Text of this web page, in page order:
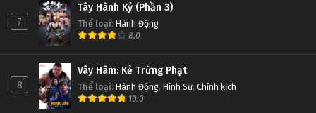
7
Tây Hành Kỷ (Phần 3)
Thể loại: Hành Động
8.0
8
Vây Hãm: Kẻ Trừng Phạt
Thể loại: Hành Động, Hình Sự, Chính kịch
10.0